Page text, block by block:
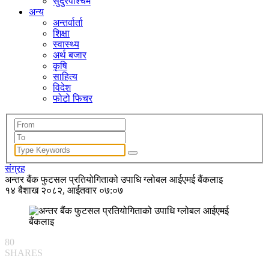
अन्य
अन्तर्वार्ता
शिक्षा
स्वास्थ्य
अर्थ बजार
कृषि
साहित्य
विदेश
फोटो फिचर
संग्रह
अन्तर बैंक फुटसल प्रतियोगिताको उपाधि ग्लोबल आईएमई बैंकलाइ
१४ बैशाख २०८२, आईतवार ०७:०७
80
SHARES